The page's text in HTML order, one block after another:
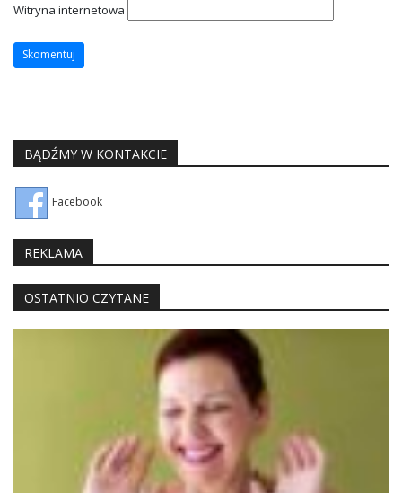
Witryna internetowa
BĄDŹMY W KONTAKCIE
Facebook
REKLAMA
OSTATNIO CZYTANE